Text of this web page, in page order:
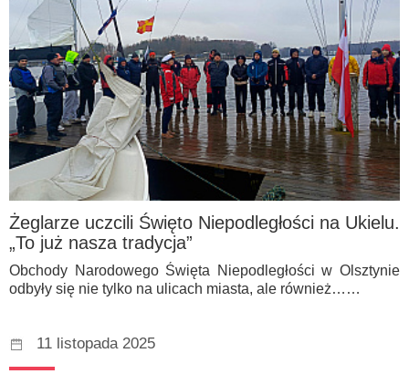
Żeglarze uczcili Święto Niepodległości na Ukielu.
„To już nasza tradycja”
Obchody Narodowego Święta Niepodległości w Olsztynie
odbyły się nie tylko na ulicach miasta, ale również……
11 listopada 2025